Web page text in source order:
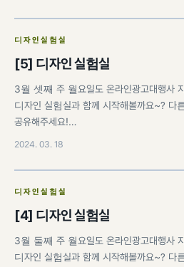
디자인실험실
[5] 디자인 실험실
3월 셋째 주 월요일도 온라인광고대행사
디자인 실험실과 함께 시작해볼까요~? 다
공유해주세요!…
2024. 03. 18
디자인실험실
[4] 디자인 실험실
3월 둘째 주 월요일도 온라인광고대행사
디자인 실험실과 함께 시작해볼까요~? 다